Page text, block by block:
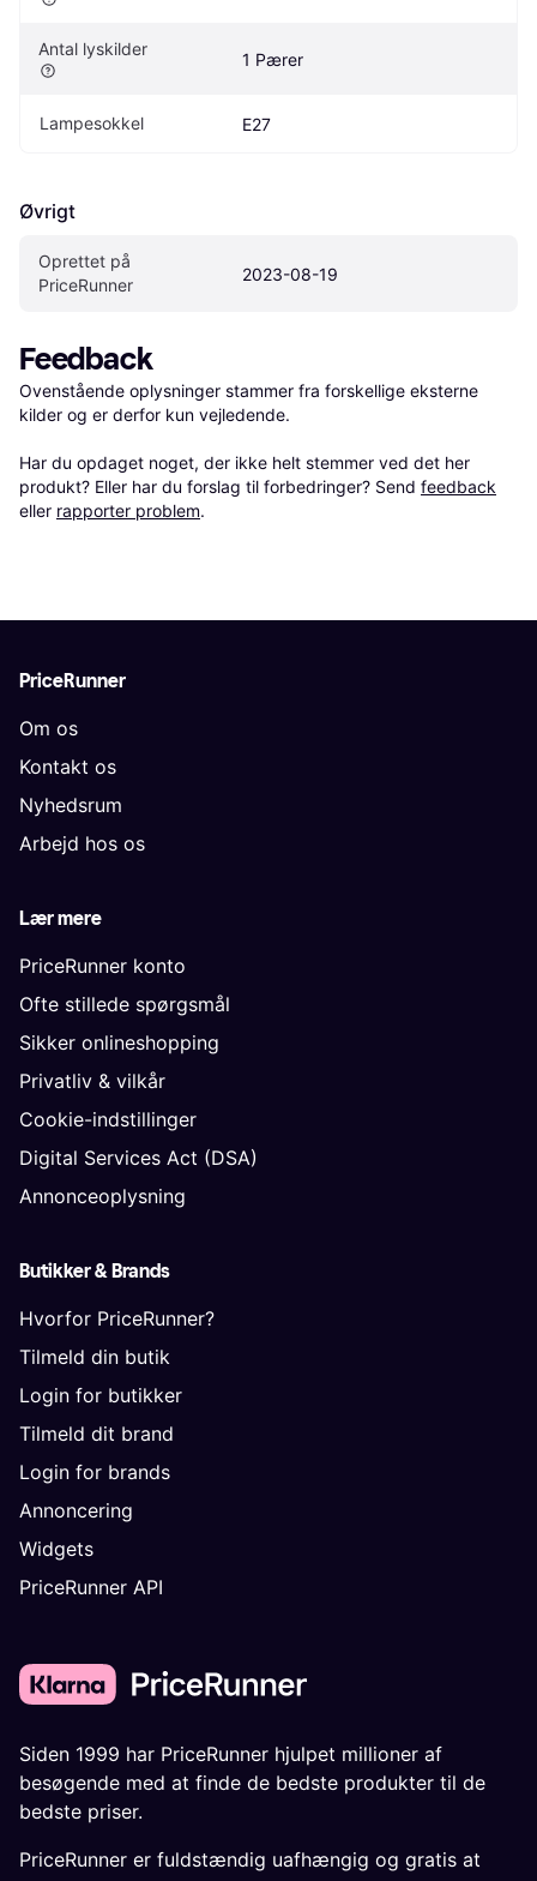
Antal lyskilder
1 Pærer
Lampesokkel E27
Øvrigt
Oprettet på
PriceRunner
2023-08-19
Feedback
Ovenstående oplysninger stammer fra forskellige eksterne
kilder og er derfor kun vejledende.
Har du opdaget noget, der ikke helt stemmer ved det her
produkt? Eller har du forslag til forbedringer? Send feedback
eller rapporter problem.
PriceRunner
Om os
Kontakt os
Nyhedsrum
Arbejd hos os
Lær mere
PriceRunner konto
Ofte stillede spørgsmål
Sikker onlineshopping
Privatliv & vilkår
Cookie-indstillinger
Digital Services Act (DSA)
Annonceoplysning
Butikker & Brands
Hvorfor PriceRunner?
Tilmeld din butik
Login for butikker
Tilmeld dit brand
Login for brands
Annoncering
Widgets
PriceRunner API
Siden 1999 har PriceRunner hjulpet millioner af
besøgende med at finde de bedste produkter til de
bedste priser.
PriceRunner er fuldstændig uafhængig og gratis at